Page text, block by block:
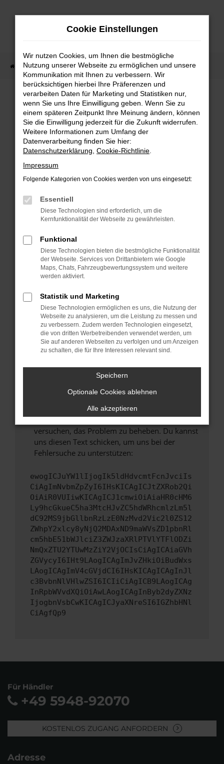
Zum
Startseite Lagerfahrzeuge Fahrzeugsuche
Fehler: Network Error
Beim Laden ist ein Fehler aufgetreten.
Hier sind ein paar Tipps, die dir helfen können:
Überprüfe deine Firewall und deine
Laden andere Webseiten, zum Beispiel deine
Suchmaschine?
Prüfe deine Browsererweiterungen.
Manche Erweiterungen, wie Werbeblocker,
verhindern. Funktioniert die Seite in einem
anderen Browser oder in einem privaten
Fenster?
Starte dein Gerät neu.
Probleme zu beheben.
Stelle sicher, dass dein Browser und dein
Betriebssystem auf dem neuesten Stand
sind.
Veraltete Software birgt nicht nur ein
führen, dass bestimmte Funktionen nicht mehr
Wende dich an den Webseitenbetreiber.
Wenn du alle oben genannten Schritte versucht
hast, kontaktiere uns bitte. Wir werden
versuchen, das Problem zu beheben. Du kannst
uns diesen Text schicken, um uns bei der
Fehlersuche zu unterstützen:
ewogICJuYW1lIjogIk5ldHdvcmtFcnJvciIs
CiAgImNvbmZpZyI6IHsKICAgICJtZXRob2Qi
OiAiR0VUIiwKICAgICJ1cmwiOiAiaHR0cHM6
Ly9hcGkueC5ha3MtcHJvZC5hdWRhcmlzLm5l
dC92MS9jbGllbnRzLzE0NzMvd2Vic2l0ZS12
ZWhpY2xlcy8yNjQ2MDAxND9maWVsZD1pbnRl
cm5hbE51bWJlciZ3ZWJzaXRlPTVlYTFlODZi
NmQxZTU2YTUwMzZiY2VjOCIsCiAgICAiaGVh
ZGVycyI6IHt9LAogICAgImJvZHkiOiBudWxs
LAogICAgImV4cGVjdCI6IHsKICAgICAgInJl
c3BvbnNlVHlwZSI6ICIiCiAgICB9LAogICAg
InRpbWVvdXQiOiAwLAogICAgInByb2dyZXNz
IjogbnVsbCwKICAgICJyaXNreSI6IGZhbHNl
CiAgfQp9
Für Händler
+49 5948-92070
KOSTENLOS ZUGANG ANFORDERN
Adresse
Cookie Einstellungen
Wir nutzen Cookies, um Ihnen die bestmögliche
Nutzung unserer Webseite zu ermöglichen und unsere
Kommunikation mit Ihnen zu verbessern. Wir
berücksichtigen hierbei Ihre Präferenzen und
verarbeiten Daten für Marketing und Statistiken nur,
wenn Sie uns Ihre Einwilligung geben. Wenn Sie zu
einem späteren Zeitpunkt Ihre Meinung ändern, können
Sie die Einwilligung jederzeit für die Zukunft widerrufen.
Weitere Informationen zum Umfang der
Datenverarbeitung finden Sie hier:
Datenschutzerklärung Cookie-Richtlinie
Impressum
Folgende Kategorien von Cookies werden von uns eingesetzt:
Essentiell
Diese Technologien sind erforderlich, um die
Kernfunktionalität der Webseite zu gewährleisten.
Funktional
Diese Technologien bieten die bestmögliche Funktionalität
der Webseite. Services von Drittanbietern wie Google
Maps, Chats, Fahrzeugbewertungssystem und weitere
werden aktiviert.
Statistik und Marketing
Diese Technologien ermöglichen es uns, die Nutzung der
Webseite zu analysieren, um die Leistung zu messen und
zu verbessern. Zudem werden Technologien eingesetzt,
die von dritten Werbetreibenden verwendet werden, um
Sie auf anderen Webseiten zu verfolgen und um Anzeigen
zu schalten, die für Ihre Interessen relevant sind.
Speichern
Optionale Cookies ablehnen
Alle akzeptieren